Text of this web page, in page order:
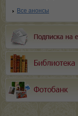
Все анонсы